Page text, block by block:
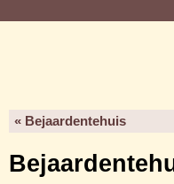
« Bejaardentehuis